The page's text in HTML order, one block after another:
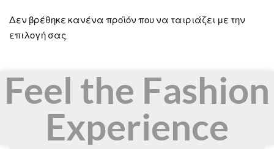
Δεν βρέθηκε κανένα προϊόν που να ταιριάζει με την
επιλογή σας.
Feel the Fashion
Experience